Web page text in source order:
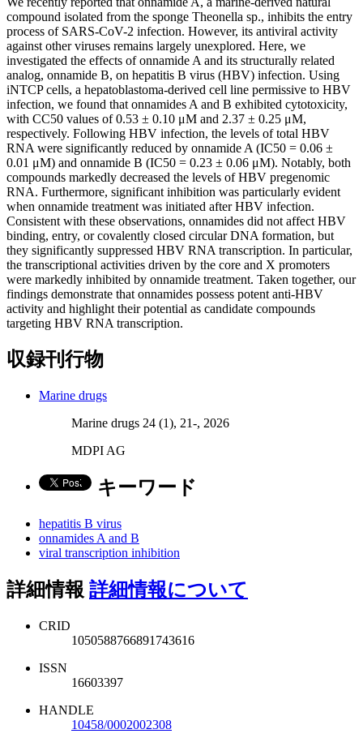
compound isolated from the sponge Theonella sp., inhibits the entry
process of SARS-CoV-2 infection. However, its antiviral activity
against other viruses remains largely unexplored. Here, we
investigated the effects of onnamide A and its structurally related
analog, onnamide B, on hepatitis B virus (HBV) infection. Using
iNTCP cells, a hepatoblastoma-derived cell line permissive to HBV
infection, we found that onnamides A and B exhibited cytotoxicity,
with CC50 values of 0.53 ± 0.10 μM and 2.37 ± 0.25 μM,
respectively. Following HBV infection, the levels of total HBV
RNA were significantly reduced by onnamide A (IC50 = 0.06 ±
0.01 μM) and onnamide B (IC50 = 0.23 ± 0.06 μM). Notably, both
compounds markedly decreased the levels of HBV pregenomic
RNA. Furthermore, significant inhibition was particularly evident
when onnamide treatment was initiated after HBV infection.
Consistent with these observations, onnamides did not affect HBV
binding, entry, or covalently closed circular DNA formation, but
they significantly suppressed HBV RNA transcription. In particular,
the transcriptional activities driven by the core and X promoters
were markedly inhibited by onnamide treatment. Taken together, our
findings demonstrate that onnamides possess potent anti-HBV
activity and highlight their potential as candidate compounds
targeting HBV RNA transcription.
収録刊行物
Marine drugs
Marine drugs 24 (1), 21-, 2026
MDPI AG
キーワード
hepatitis B virus
onnamides A and B
viral transcription inhibition
詳細情報 詳細情報について
CRID
1050588766891743616
ISSN
16603397
HANDLE
10458/0002002308